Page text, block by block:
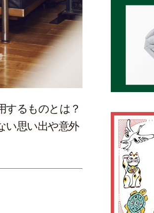
するものとは？
い思い出や意外